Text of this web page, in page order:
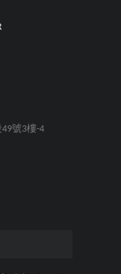
號3樓-4